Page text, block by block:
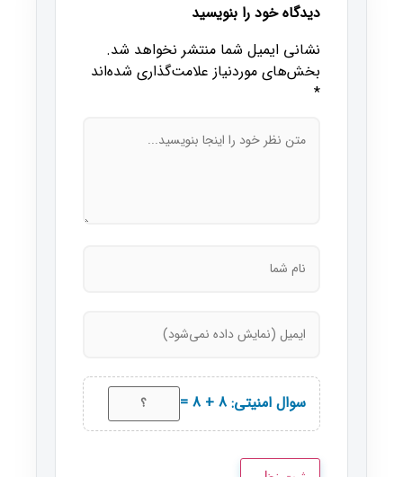
دیدگاه خود را بنویسید
نشانی ایمیل شما منتشر نخواهد شد.
بخش‌های موردنیاز علامت‌گذاری شده‌اند
*
سوال امنیتی: 8 + 8 =